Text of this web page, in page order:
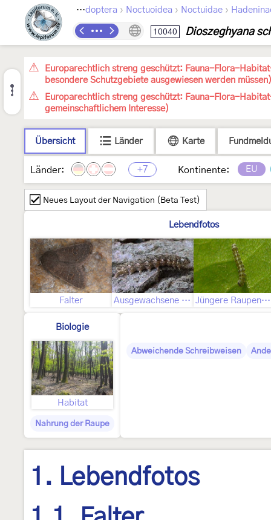
Lepidoptera › Noctuoidea › Noctuidae ›
10040 Dioszeghyana
Europarechtlich streng geschützt: Fauna-Flora-
besondere Schutzgebiete ausgewiesen werden
Europarechtlich streng geschützt: Fauna-Flora-
gemeinschaftlichem Interesse)
Übersicht Länder Karte
Länder: +7 Kontinente: EU
Neues Layout der Navigation (Beta Test)
Lebendfotos
Falter Ausgewachsene Raupe Jüngere Raupenstadien
Biologie
Habitat
Nahrung der Raupe
Abweichende Schreibweisen
1. Lebendfotos